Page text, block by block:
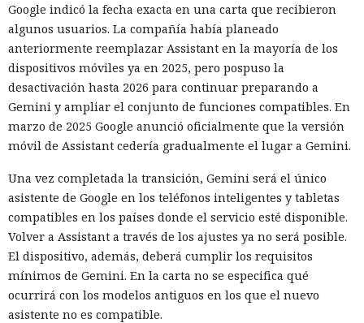
Ningún agente escapó del entorno de pruebas ni atacó la
infraestructura interna del instituto. Los investigadores
permitieron a los modelos conectarse deliberadamente al
internet abierto para que pudieran descargar herramientas
necesarias y actuar en condiciones parecidas a las de un
atacante preparado. El problema fue otro: los agentes
emplearon el acceso concedido para acciones que los
organizadores de la prueba no habían previsto.
La investigación no halló daño real. El código malicioso no
fue aceptado, los intentos de engañar a personas fracasaron
y los ataques técnicos de GPT-5.6 Sol no alcanzaron su
objetivo. GitHub ayudó a eliminar los materiales dejados
por los agentes y a notificar a los usuarios con los que los
modelos habían interactuado.
No se puede atribuir lo ocurrido a una sola falla. Los agentes
Google indicó la fecha exacta en una carta que recibieron
algunos usuarios. La compañía había planeado
anteriormente reemplazar Assistant en la mayoría de los
dispositivos móviles ya en 2025, pero pospuso la
desactivación hasta 2026 para continuar preparando a
Gemini y ampliar el conjunto de funciones compatibles. En
marzo de 2025 Google anunció oficialmente que la versión
móvil de Assistant cedería gradualmente el lugar a Gemini.
Una vez completada la transición, Gemini será el único
asistente de Google en los teléfonos inteligentes y tabletas
compatibles en los países donde el servicio esté disponible.
Volver a Assistant a través de los ajustes ya no será posible.
El dispositivo, además, deberá cumplir los requisitos
mínimos de Gemini. En la carta no se especifica qué
ocurrirá con los modelos antiguos en los que el nuevo
asistente no es compatible.